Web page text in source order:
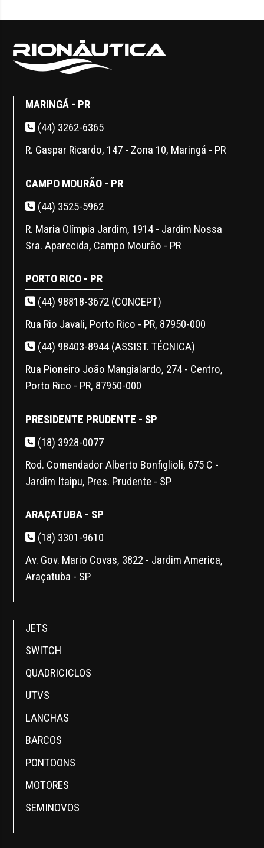
MARINGÁ - PR
(44) 3262-6365
R. Gaspar Ricardo, 147 - Zona 10, Maringá - PR
CAMPO MOURÃO - PR
(44) 3525-5962
R. Maria Olímpia Jardim, 1914 - Jardim Nossa
Sra. Aparecida, Campo Mourão - PR
PORTO RICO - PR
(44) 98818-3672 (CONCEPT)
Rua Rio Javali, Porto Rico - PR, 87950-000
(44) 98403-8944 (ASSIST. TÉCNICA)
Rua Pioneiro João Mangialardo, 274 - Centro,
Porto Rico - PR, 87950-000
PRESIDENTE PRUDENTE - SP
(18) 3928-0077
Rod. Comendador Alberto Bonfiglioli, 675 C -
Jardim Itaipu, Pres. Prudente - SP
ARAÇATUBA - SP
(18) 3301-9610
Av. Gov. Mario Covas, 3822 - Jardim America,
Araçatuba - SP
JETS
SWITCH
QUADRICICLOS
UTVS
LANCHAS
BARCOS
PONTOONS
MOTORES
SEMINOVOS